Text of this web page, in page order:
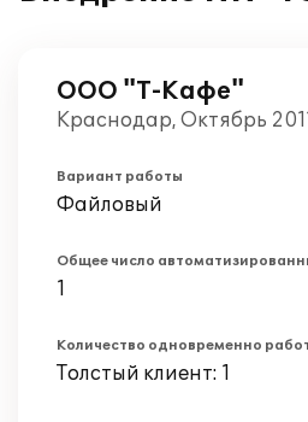
ООО "Т-Кафе"
Краснодар, Октябрь
Вариант работы
Файловый
Общее число
1
Количество одновременно
Толстый клиент: 1